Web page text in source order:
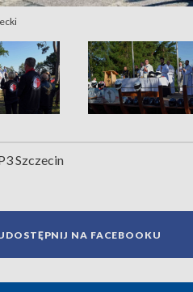
Szczecin
NA FACEBOOKU